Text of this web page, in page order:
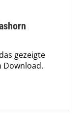
gezeigte
Download.